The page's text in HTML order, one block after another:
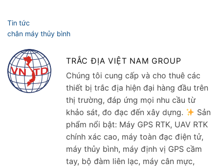
TRẮC ĐỊA VIỆT NAM GROUP
Chúng tôi cung cấp và cho thuê các
thiết bị trắc địa hiện đại hàng đầu trên
thị trường, đáp ứng mọi nhu cầu từ
khảo sát, đo đạc đến xây dựng.
Sản
phẩm nổi bật: Máy GPS RTK, UAV RTK
chính xác cao, máy toàn đạc điện tử,
máy thủy bình, máy định vị GPS cầm
tay, bộ đàm liên lạc, máy cân mực,